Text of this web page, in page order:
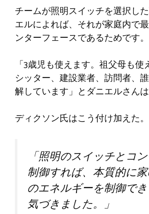
チームが照明スイッチを選択し
エルによれば、それが家庭内で
ンターフェースであるためです。
「3歳児も使えます。祖父母も
シッター、建設業者、訪問者、
解しています」とダニエルさんは
ディクソン氏はこう付け加えた。
「照明のスイッチとコ
制御すれば、本質的に
のエネルギーを制御で
気づきました。」